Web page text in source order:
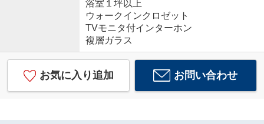
浴室１坪以上
ウォークインクロゼット
TVモニタ付インターホン
複層ガラス
お気に入り追加 お問い合わせ